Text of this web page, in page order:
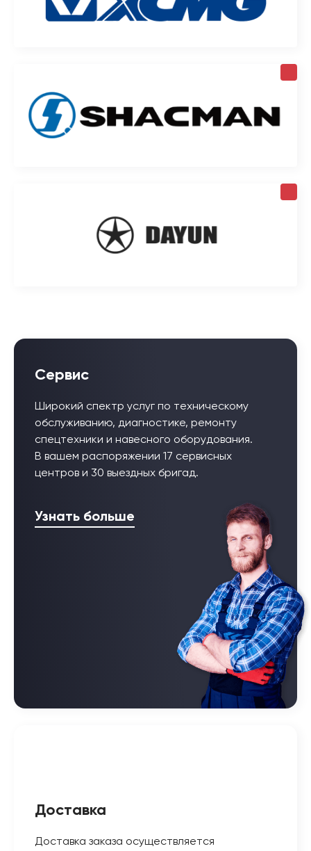
Сервис
Широкий спектр услуг по техническому
обслуживанию, диагностике, ремонту
спецтехники и навесного оборудования.
В вашем распоряжении 17 сервисных
центров и 30 выездных бригад.
Узнать больше
Доставка
Доставка заказа осуществляется